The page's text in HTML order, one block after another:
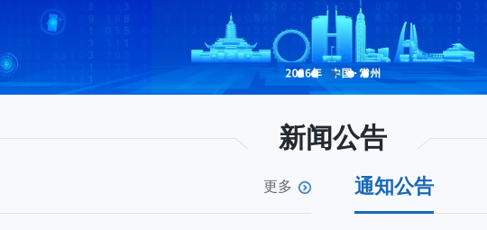
新闻公告
更多 通知公告